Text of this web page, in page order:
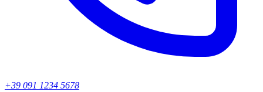
+39 091 1234 5678